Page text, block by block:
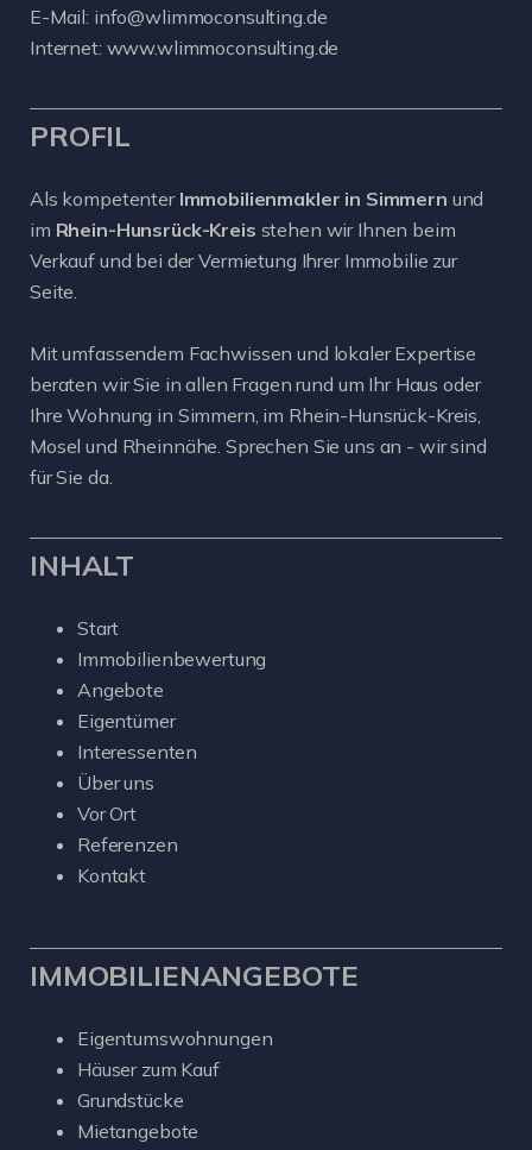
E-Mail: info@wlimmoconsulting.de
Internet: www.wlimmoconsulting.de
PROFIL
Als kompetenter Immobilienmakler in Simmern und
im Rhein-Hunsrück-Kreis stehen wir Ihnen beim
Verkauf und bei der Vermietung Ihrer Immobilie zur
Seite.
Mit umfassendem Fachwissen und lokaler Expertise
beraten wir Sie in allen Fragen rund um Ihr Haus oder
Ihre Wohnung in Simmern, im Rhein-Hunsrück-Kreis,
Mosel und Rheinnähe. Sprechen Sie uns an - wir sind
für Sie da.
INHALT
Start
Immobilienbewertung
Angebote
Eigentümer
Interessenten
Über uns
Vor Ort
Referenzen
Kontakt
IMMOBILIENANGEBOTE
Eigentumswohnungen
Häuser zum Kauf
Grundstücke
Mietangebote